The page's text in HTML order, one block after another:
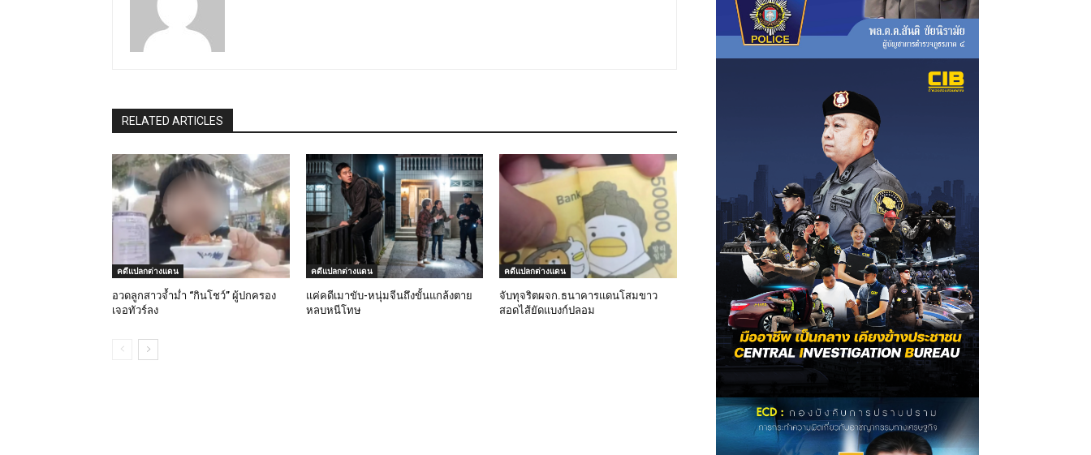
RELATED ARTICLES
คดีแปลกต่างแดน
อวดลูกสาวจ้ำม่ำ “กินโชว์” ผู้ปกครอง
เจอทัวร์ลง
คดีแปลกต่างแดน
แค่คดีเมาขับ-หนุ่มจีนถึงขั้นแกล้งตาย
หลบหนีโทษ
คดีแปลกต่างแดน
จับทุจริตผจก.ธนาคารแดนโสมขาว
สอดไส้ยัดแบงก์ปลอม